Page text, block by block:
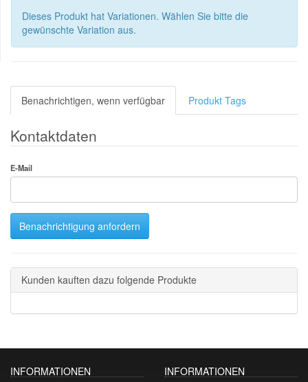
Dieses Produkt hat Variationen. Wählen Sie bitte die
gewünschte Variation aus.
Benachrichtigen, wenn verfügbar Produkt Tags
Kontaktdaten
E-Mail
Benachrichtigung anfordern
Kunden kauften dazu folgende Produkte
INFORMATIONEN INFORMATIONEN